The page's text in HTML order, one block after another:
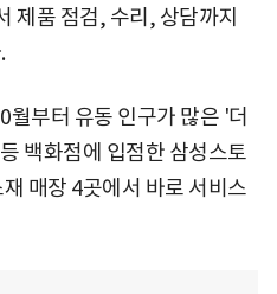
제품 점검, 수리, 상담까지
부터 유동 인구가 많은 '더
백화점에 입점한 삼성스토
매장 4곳에서 바로 서비스